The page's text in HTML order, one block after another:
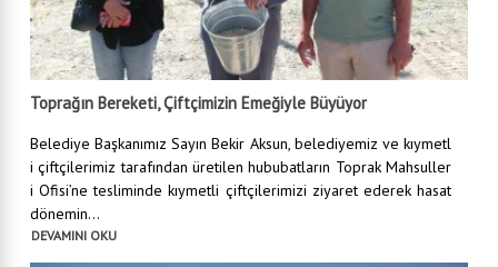
Toprağın Bereketi, Çiftçimizin Emeğiyle Büyüyor
Belediye Başkanımız Sayın Bekir Aksun, belediyemiz ve kıymetl
i çiftçilerimiz tarafından üretilen hububatların Toprak Mahsuller
i Ofisi’ne tesliminde kıymetli çiftçilerimizi ziyaret ederek hasat
dönemin...
DEVAMINI OKU